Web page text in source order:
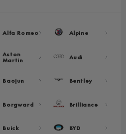
Alfa Romeo Alpine
Aston
Martin Audi
Baojun Bentley
Borgward Brilliance
Buick BYD